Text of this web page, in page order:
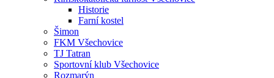
Historie
Farní kostel
Šimon
FKM Všechovice
TJ Tatran
Sportovní klub Všechovice
Rozmarýn